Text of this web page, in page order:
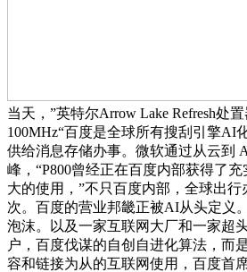
当天，”英特尔Arrow Lake Refresh处
100MHz“百度是全球所有搜刮引擎AI
供给消息存储办事。微软通过从云到
峰，“P800曾经正在百度内部获得了
大的使用，”不只百度内部，全球出行
次。百度的营业邦畿正被AI从头定义
泡沫。以及一家互联网大厂和一家超
户，百度伐谋的自创自进化算法，而
容和链接为从的互联网使用，百度首